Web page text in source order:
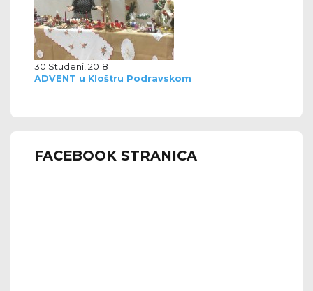
30 Studeni, 2018
ADVENT u Kloštru Podravskom
FACEBOOK STRANICA